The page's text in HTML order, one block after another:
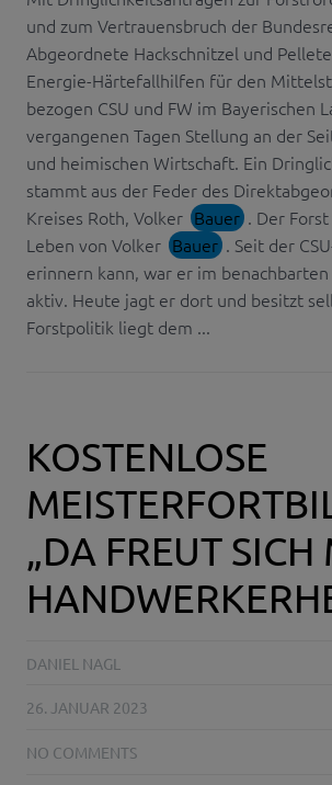
und zum Vertrauensbruch der
Abgeordnete Hackschnitzel und
Energie-Härtefallhilfen für den
bezogen CSU und FW im Bayerischen
vergangenen Tagen Stellung an der
und heimischen Wirtschaft. Ein
stammt aus der Feder des
Kreises Roth, Volker Bauer . Der
Leben von Volker Bauer . Seit der
erinnern kann, war er im
aktiv. Heute jagt er dort und besitzt
Forstpolitik liegt dem ...
KOSTENLOSE
„DA FREUT SICH
DANIEL NAGL
26. JANUAR 2023
NO COMMENTS